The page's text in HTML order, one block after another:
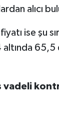
alıcı
ise şu
altında